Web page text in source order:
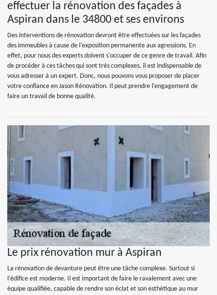
effectuer la rénovation des façades à
Aspiran dans le 34800 et ses environs
Des interventions de rénovation devront être effectuées sur les façades
des immeubles à cause de l'exposition permanente aux agressions. En
effet, pour nous des experts doivent s'occuper de ce genre de travail. Afin
de procéder à ces tâches qui sont très complexes, il est indispensable de
vous adresser à un expert. Donc, nous pouvons vous proposer de placer
votre confiance en Jason Rénovation. Il peut prendre l'engagement de
faire un travail de bonne qualité.
Le prix rénovation mur à Aspiran
La rénovation de devanture peut être une tâche complexe. Surtout si
l’édifice est moderne. Il est important de faire le ravalement avec une
équipe qualifiée, capable de rendre son éclat et son esthétique au mur